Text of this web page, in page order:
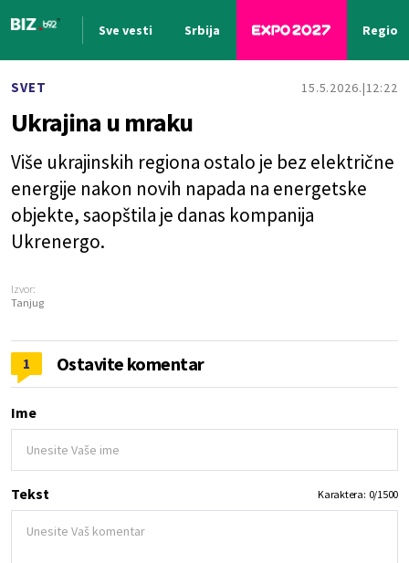
Sve vesti Srbija Region
SVET 15.5.2026. 12:22
Ukrajina u mraku
Više ukrajinskih regiona ostalo je bez električne
energije nakon novih napada na energetske
objekte, saopštila je danas kompanija
Ukrenergo.
Izvor:
Tanjug
1 Ostavite komentar
Ime
Tekst Karaktera: 0/1500